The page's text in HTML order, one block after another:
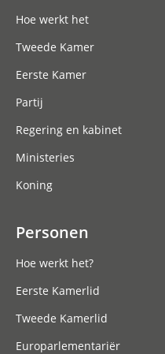
Hoe werkt het
Tweede Kamer
Eerste Kamer
Partij
Regering en kabinet
Ministeries
Koning
Personen
Hoe werkt het?
Eerste Kamerlid
Tweede Kamerlid
Europarlementariër